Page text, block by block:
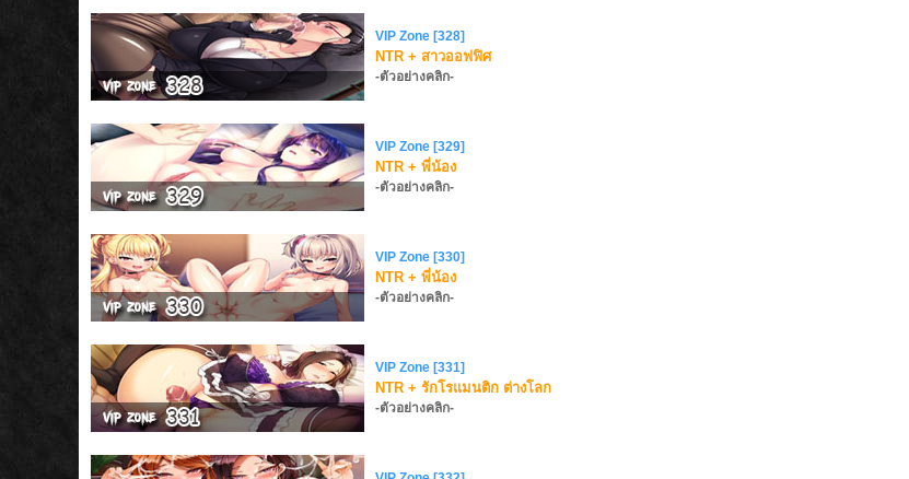
VIP Zone [328]
NTR + สาวออฟฟิศ
-ตัวอย่างคลิก-
VIP Zone [329]
NTR + พี่น้อง
-ตัวอย่างคลิก-
VIP Zone [330]
NTR + พี่น้อง
-ตัวอย่างคลิก-
VIP Zone [331]
NTR + รักโรแมนติก ต่างโลก
-ตัวอย่างคลิก-